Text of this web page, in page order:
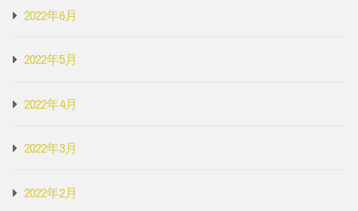
2022年6月
2022年5月
2022年4月
2022年3月
2022年2月